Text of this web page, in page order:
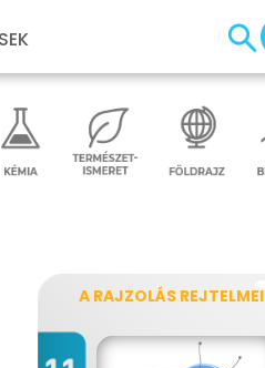
A RAJZOLÁS REJTELMEI